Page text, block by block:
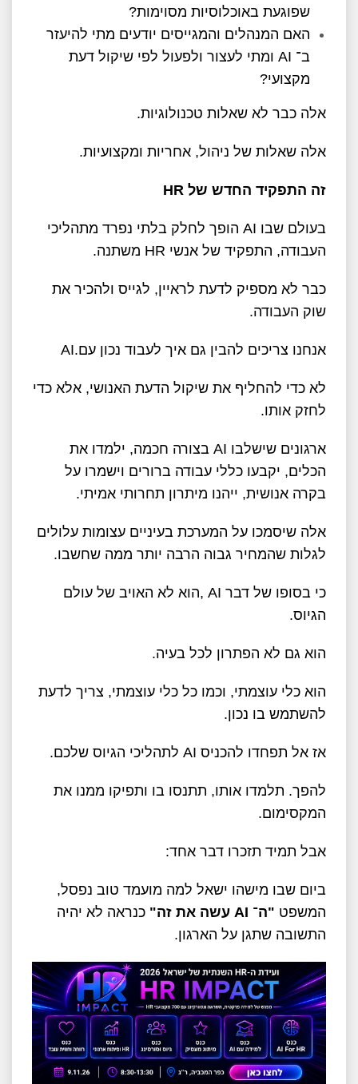
שפוגעת באוכלוסיות מסוימות?
האם המנהלים והמגייסים יודעים מתי להיעזר
ב־ AI ומתי לעצור ולפעול לפי שיקול דעת
מקצועי?
אלה כבר לא שאלות טכנולוגיות.
אלה שאלות של ניהול, אחריות ומקצועיות.
זה התפקיד החדש של HR
בעולם שבו AI הופך לחלק בלתי נפרד מתהליכי
העבודה, התפקיד של אנשי HR משתנה.
כבר לא מספיק לדעת לראיין, לגייס ולהכיר את
שוק העבודה.
אנחנו צריכים להבין גם איך לעבוד נכון עםAI.
לא כדי להחליף את שיקול הדעת האנושי, אלא כדי
לחזק אותו.
ארגונים שישלבו AI בצורה חכמה, ילמדו את
הכלים, יקבעו כללי עבודה ברורים וישמרו על
בקרה אנושית, ייהנו מיתרון תחרותי אמיתי.
אלה שיסמכו על המערכת בעיניים עצומות עלולים
לגלות שהמחיר גבוה הרבה יותר ממה שחשבו.
כי בסופו של דבר , AIהוא לא האויב של עולם
הגיוס.
הוא גם לא הפתרון לכל בעיה.
הוא כלי עוצמתי, וכמו כל כלי עוצמתי, צריך לדעת
להשתמש בו נכון.
אז אל תפחדו להכניס AI לתהליכי הגיוס שלכם.
להפך. תלמדו אותו, תתנסו בו ותפיקו ממנו את
המקסימום.
אבל תמיד תזכרו דבר אחד:
ביום שבו מישהו ישאל למה מועמד טוב נפסל,
המשפט "ה־ AI עשה את זה" כנראה לא יהיה
התשובה שתגן על הארגון.